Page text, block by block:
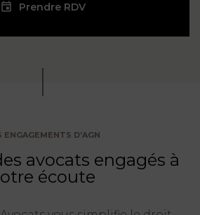
Prendre RDV
ENGAGEMENTS D’AGN
avocats engagés à
écoute